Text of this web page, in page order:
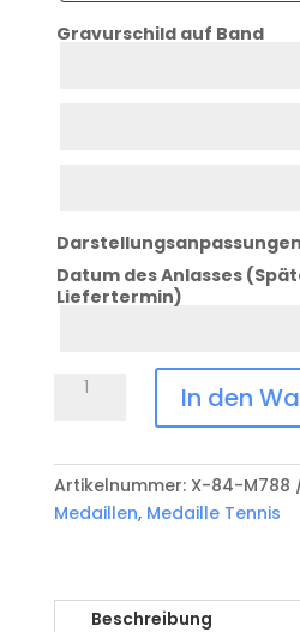
Gravurschild auf Band
Datum des Anlasses
Liefertermin)
Medaille
84-
M788
Menge
In den
Artikelnummer: X-84-M788
Medaillen, Medaille Tennis
Beschreibung